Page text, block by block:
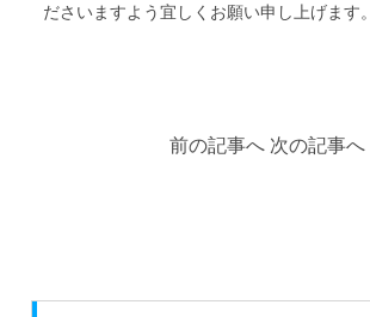
ださいますよう宜しくお願い申し上げます。
前の記事へ 次の記事へ